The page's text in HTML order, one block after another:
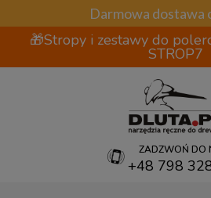
Darmowa dostawa
🎁Stropy i zestawy do
STROP7
ZADZWOŃ DO
+48 798